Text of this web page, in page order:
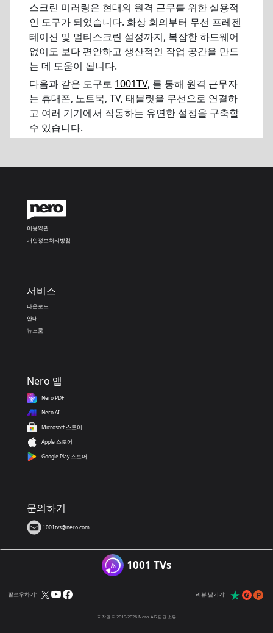
스크린 미러링은 현대의 원격 근무를 위한 실용적
인 도구가 되었습니다. 화상 회의부터 무선 프레젠
테이션 및 멀티스크린 설정까지, 복잡한 하드웨어
없이도 보다 편안하고 생산적인 작업 공간을 만드
는 데 도움이 됩니다.
다음과 같은 도구로 1001TV, 를 통해 원격 근무자
는 휴대폰, 노트북, TV, 태블릿을 무선으로 연결하
고 여러 기기에서 작동하는 유연한 설정을 구축할
수 있습니다.
이용약관
개인정보처리방침
서비스
다운로드
안내
뉴스룸
Nero 앱
Nero PDF
Nero AI
Microsoft 스토어
Apple 스토어
Google Play 스토어
문의하기
1001tvs@nero.com
1001 TVs
팔로우하기: 리뷰 남기기:
저작권 © 2019-2026 Nero AG 판권 소유